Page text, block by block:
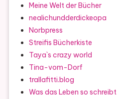
Meine Welt der Bücher
nealichundderdickeopa
Norbpress
Streifis Bücherkiste
Taya`s crazy world
Tina-vom-Dorf
trallafitti.blog
Was das Leben so schreibt